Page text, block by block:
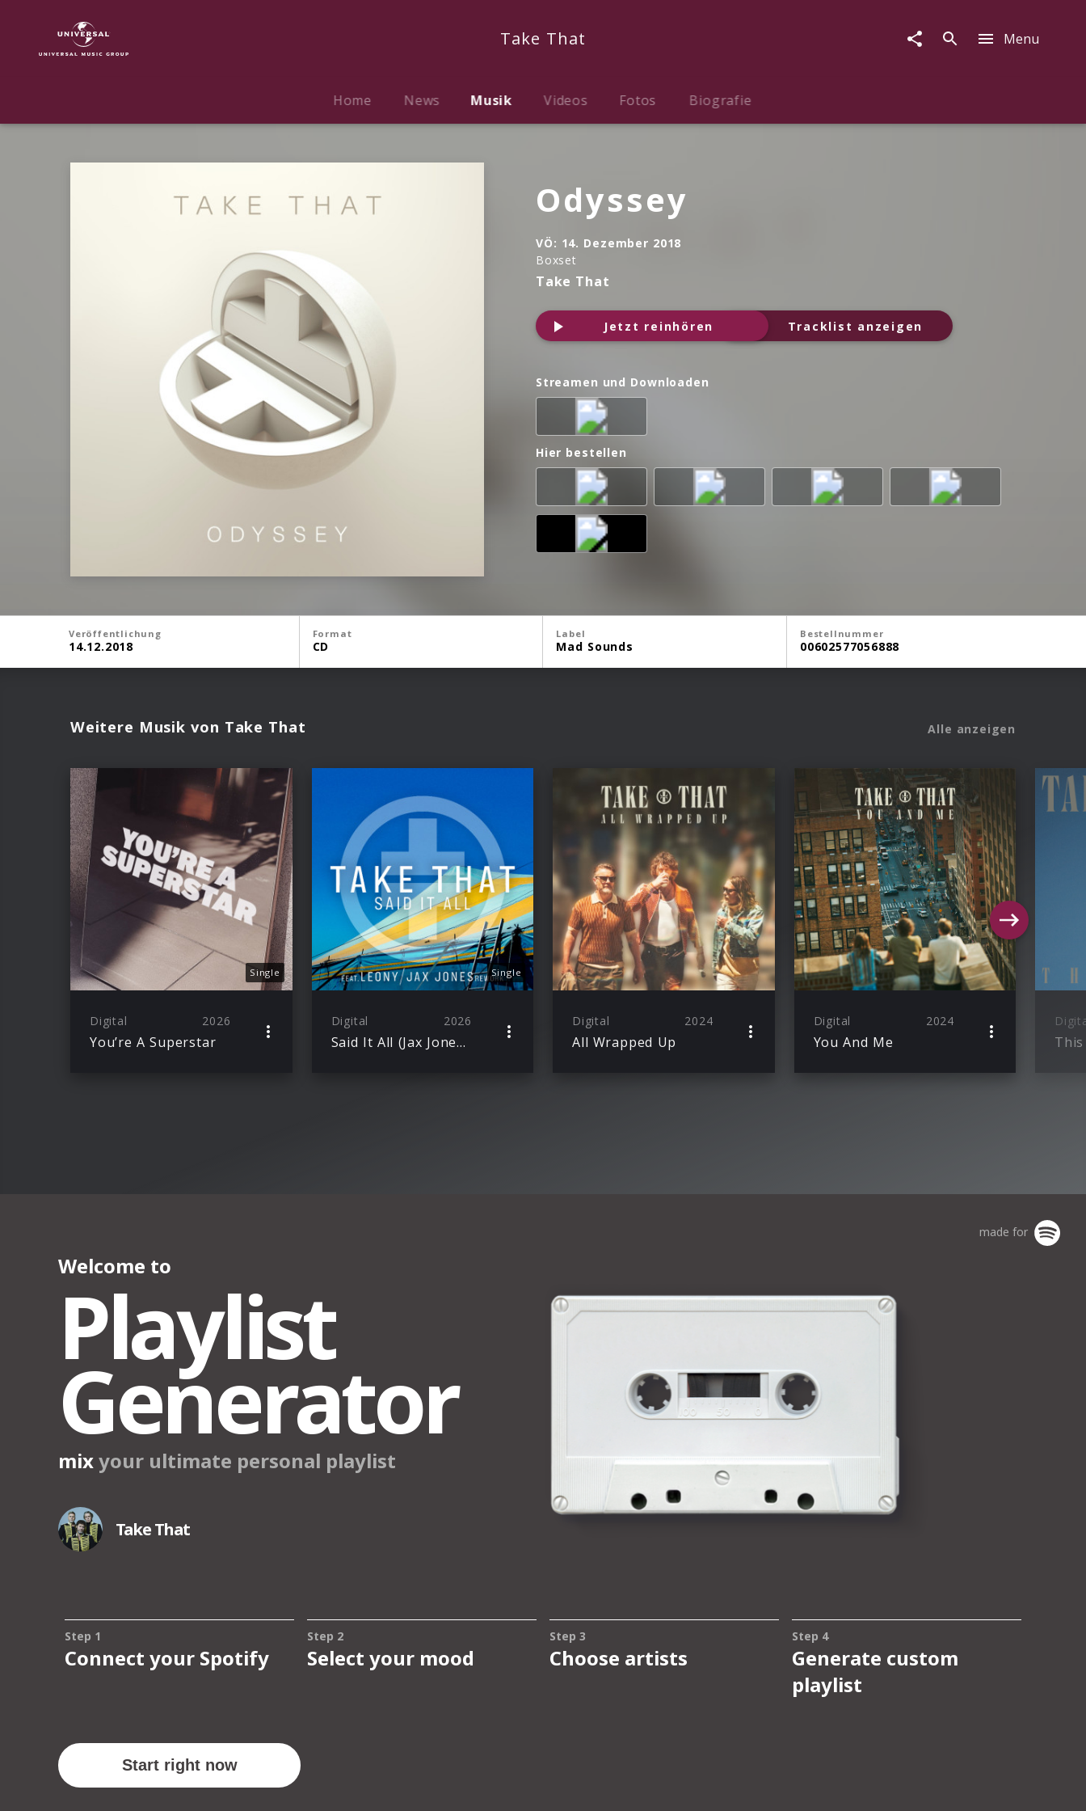
Take That Menu
Home News Musik Videos Fotos Biografie
Odyssey
VÖ: 14. Dezember 2018
Boxset
Take That
Jetzt reinhören Tracklist anzeigen
Streamen und Downloaden
Hier bestellen
Veröffentlichung
14.12.2018
Format
CD
Label
Mad Sounds
Bestellnummer
00602577056888
Weitere Musik von Take That Alle anzeigen
Single
Digital 2026
You’re A Superstar
Single
Digital 2026
Said It All (Jax Jones Rework)
Digital 2024
All Wrapped Up
Digital 2024
You And Me